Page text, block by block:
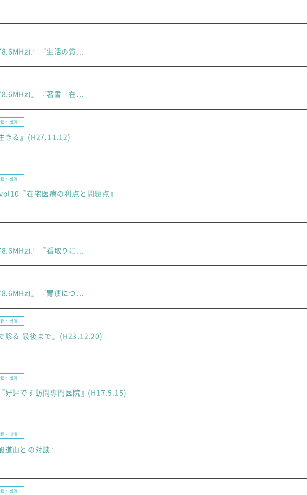
』『生活の質...
』『著書「在...
・出演
きる』(H27.11.12)
・出演
『在宅医療の利点と問題点』
』『看取りに...
』『胃瘻につ...
・出演
診る 最後まで』(H23.12.20)
・出演
好評です訪問専門医院』(H17.5.15)
・出演
道山との対談』
・出演